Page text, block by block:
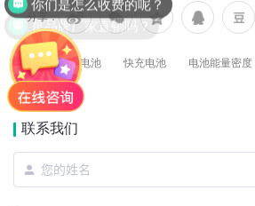
分享：
标签：异形电池 快充电池 电池能量密度
联系我们
是品牌厂家直销吗？